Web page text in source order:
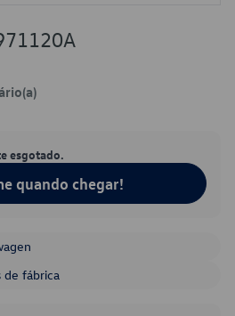
esgotado.
quando chegar!
de fábrica